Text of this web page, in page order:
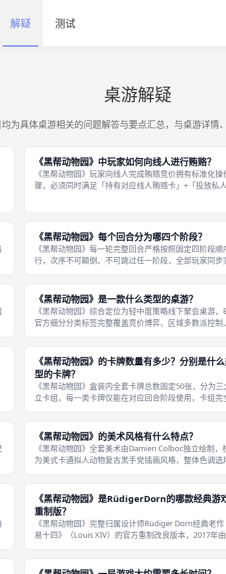
解疑 测试
桌游解疑
为具体桌游相关的问题解答与要点汇总，与桌游详情
《黑帮动物园》中玩家如何向线人进行贿赂？
《黑帮动物园》玩家向线人完成贿赂竞价拥有标准化操
骤，必须同时满足「持有对应线人贿赂卡」+「投放私
操作流程分为三步。第二步，自主投
《黑帮动物园》每个回合分为哪四个阶段？
《黑帮动物园》每一轮完整回合严格按照固定四阶段顺
行，次序不可颠倒、不可跳过任一阶段，全部玩家同步
收入阶段、贿赂阶段、奖励阶段、扩展区域阶段，每阶
属独立操作功能，分工清晰，线下成
《黑帮动物园》是一款什么类型的桌游？
《黑帮动物园》综合定位为轻中度策略线下聚会桌游，
官方细分分类标签完整覆盖竞价博弈、区域多数派控制
签，题材细分归属黑帮拟人动物主题策略桌游，同时标
经典桌游《路易十四》官方重制改良
《黑帮动物园》的卡牌数量有多少？分别是什
型的卡牌？
《黑帮动物园》盒装内全套卡牌总数固定50张，分为三
立卡组，每一类卡牌仅能在对应回合阶段使用，卡组完
清晰，线下成都桌游开桌需提前分卡摆放，避免混淆使
卡牌正面印有十二名线人对应动物
《黑帮动物园》的美术风格有什么特点？
《黑帮动物园》全套美术由Damien Colboc独立绘制，
为美式卡通拟人动物复古黑手党插画风格，整体色调选
块，复刻20世纪30年代美国禁酒令时期黑手党电影视觉
围，同时用卡通动物
《黑帮动物园》是RüdigerDorn的哪款经典游
重制版？
《黑帮动物园》完整归属设计师Rüdiger Dorn经典老
易十四》（Louis XIV）的官方重制改良版本，2017年由
价机制，同时重构版图、奖励、势力拓展全套外围机制